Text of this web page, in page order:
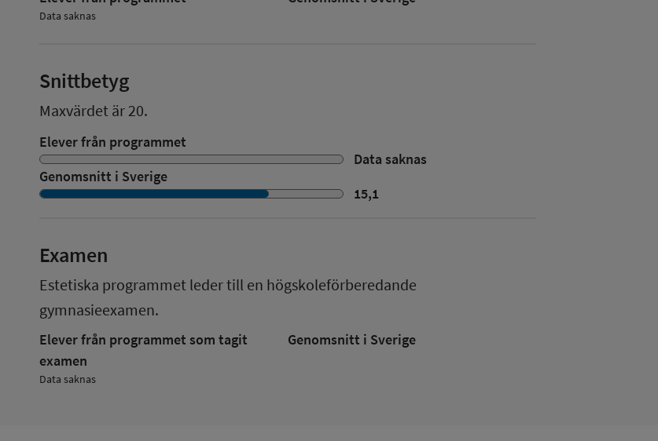
Data saknas
Snittbetyg
Maxvärdet är 20.
Elever från programmet
Data saknas
Genomsnitt i Sverige
15,1
Examen
Estetiska programmet leder till en högskoleförberedande
gymnasieexamen.
Elever från programmet som tagit
examen
Data saknas
Genomsnitt i Sverige